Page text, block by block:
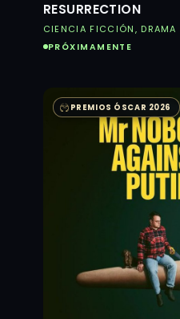
RESURRECTION
CIENCIA FICCIÓN, DRAMA
PRÓXIMAMENTE
PREMIOS ÓSCAR 2026